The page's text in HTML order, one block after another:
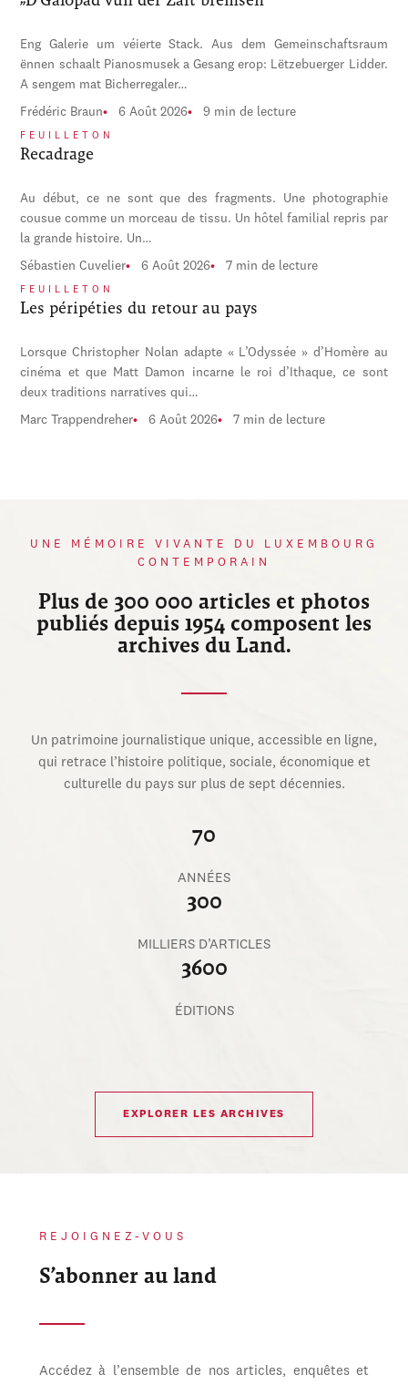
Eng Galerie um véierte Stack. Aus dem Gemeinschaftsraum
ënnen schaalt Pianosmusek a Gesang erop: Lëtzebuerger Lidder.
A sengem mat Bicherregaler…
Frédéric Braun 6 Août 2026 9 min de lecture
FEUILLETON
Recadrage
Au début, ce ne sont que des fragments. Une photographie
cousue comme un morceau de tissu. Un hôtel familial repris par
la grande histoire. Un…
Sébastien Cuvelier 6 Août 2026 7 min de lecture
FEUILLETON
Les péripéties du retour au pays
Lorsque Christopher Nolan adapte « L’Odyssée » d’Homère au
cinéma et que Matt Damon incarne le roi d’Ithaque, ce sont
deux traditions narratives qui…
Marc Trappendreher 6 Août 2026 7 min de lecture
UNE MÉMOIRE VIVANTE DU LUXEMBOURG
CONTEMPORAIN
Plus de 300 000 articles et photos
publiés depuis 1954 composent les
archives du Land.
Un patrimoine journalistique unique, accessible en ligne,
qui retrace l’histoire politique, sociale, économique et
culturelle du pays sur plus de sept décennies.
70
ANNÉES
300
MILLIERS D’ARTICLES
3600
ÉDITIONS
EXPLORER LES ARCHIVES
REJOIGNEZ-VOUS
S’abonner au land
Accédez à l’ensemble de nos articles, enquêtes et